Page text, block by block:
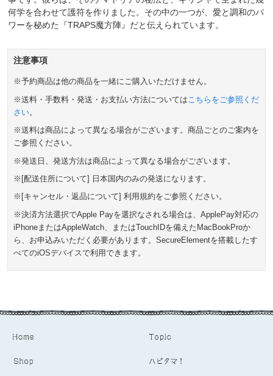
何学を合わせて護符を作りました。その中の一つが、愛と調和のパ
ワーを秘めた『TRAPS魔方陣』だと伝えられています。
注意事項
※予約商品は他の商品を一緒にご購入いただけません。
※送料・手数料・発送・お支払い方法についてはこちらをご参照くだ
さい。
※送料は商品によって異なる場合がございます。商品ごとのご案内を
ご参照ください。
※発送日、発送方法は商品によって異なる場合がございます。
※[配送住所について] 日本国内のみの発送になります。
※[キャンセル・返品について] 利用規約をご参照ください。
※決済方法選択でApple Payを選択なされる場合は、ApplePay対応の
iPhoneまたはAppleWatch、またはTouchIDを備えたMacBookProか
ら、お申込みいただく必要があります。SecureElementを搭載したす
べてのiOSデバイスで利用できます。